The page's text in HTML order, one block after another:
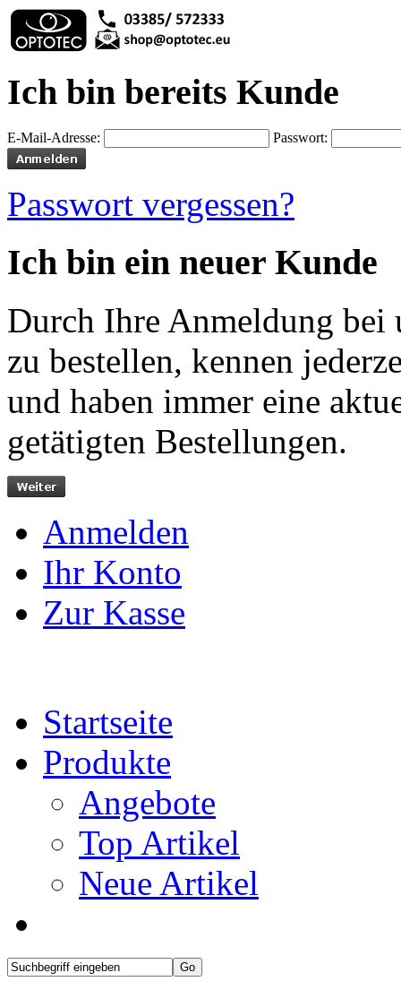
Ich bin bereits Kunde
E-Mail-Adresse: Passwort:
Passwort vergessen?
Ich bin ein neuer Kunde
Durch Ihre Anmeldung bei
zu bestellen, kennen
und haben immer eine
getätigten Bestellungen.
Anmelden
Ihr Konto
Zur Kasse
Startseite
Produkte
Angebote
Top Artikel
Neue Artikel